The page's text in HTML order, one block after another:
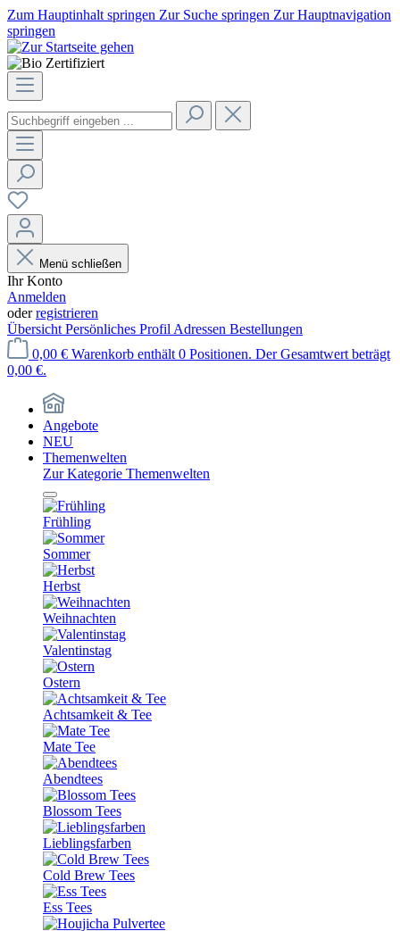
Zum Hauptinhalt springen Zur Suche springen Zur Hauptnavigation
springen
Menü schließen
Ihr Konto
Anmelden
oderregistrieren
Übersicht Persönliches Profil Adressen Bestellungen
0,00 € Warenkorb enthält 0 Positionen. Der Gesamtwert beträgt
0,00 €.
Angebote
NEU
Themenwelten
Zur Kategorie Themenwelten
Frühling
Sommer
Herbst
Weihnachten
Valentinstag
Ostern
Achtsamkeit & Tee
Mate Tee
Abendtees
Blossom Tees
Lieblingsfarben
Cold Brew Tees
Ess Tees